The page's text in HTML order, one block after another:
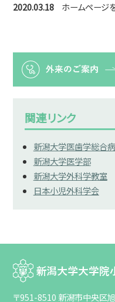
2020.03.18 ホームページ
関連リンク
新潟大学医歯学総合
新潟大学医学部
新潟大学外科学教室
日本小児外科学会
〒951-8510 新潟市中央区